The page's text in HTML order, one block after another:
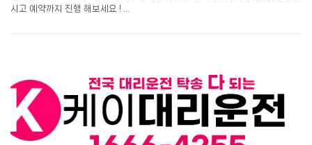
시고 예약까지 진행 해보세요 ! …